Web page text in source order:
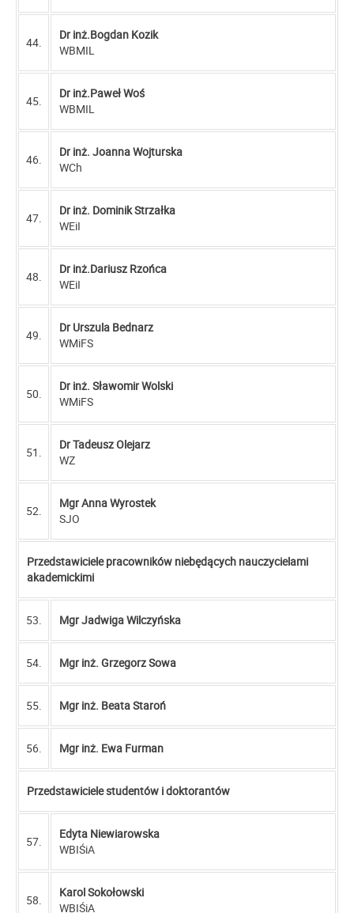
44.
Dr inż.Bogdan Kozik
WBMIL
45.
Dr inż.Paweł Woś
WBMIL
46.
Dr inż. Joanna Wojturska
WCh
47.
Dr inż. Dominik Strzałka
WEiI
48.
Dr inż.Dariusz Rzońca
WEiI
49.
Dr Urszula Bednarz
WMiFS
50.
Dr inż. Sławomir Wolski
WMiFS
51.
Dr Tadeusz Olejarz
WZ
52.
Mgr Anna Wyrostek
SJO
Przedstawiciele pracowników niebędących nauczycielami
akademickimi
53. Mgr Jadwiga Wilczyńska
54. Mgr inż. Grzegorz Sowa
55. Mgr inż. Beata Staroń
56. Mgr inż. Ewa Furman
Przedstawiciele studentów i doktorantów
57.
Edyta Niewiarowska
WBIŚiA
58.
Karol Sokołowski
WBIŚiA